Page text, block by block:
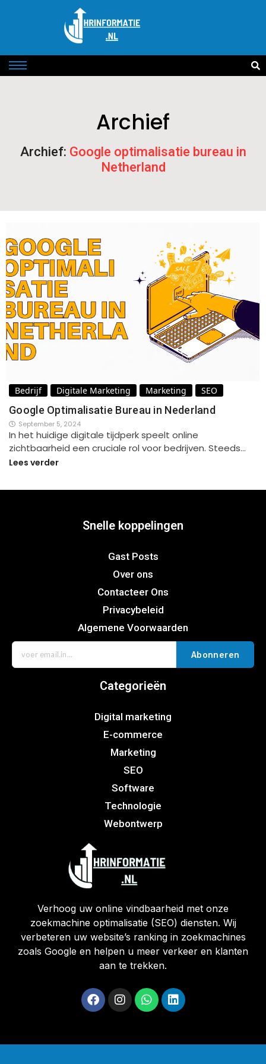
Archief
Archief: Google optimalisatie bureau in
Netherland
Bedrijf Digitale Marketing Marketing SEO
Google Optimalisatie Bureau in Nederland
September 5, 2024
In het huidige digitale tijdperk speelt online
zichtbaarheid een cruciale rol voor bedrijven. Steeds…
Lees verder
Snelle koppelingen
Gast Posts
Over ons
Contacteer Ons
Privacybeleid
Algemene Voorwaarden
Abonneren
Categorieën
Digital marketing
E-commerce
Marketing
SEO
Software
Technologie
Webontwerp
Verhoog uw online vindbaarheid met onze
zoekmachine optimalisatie (SEO) diensten. Wij
verbeteren uw website’s ranking in zoekmachines
zoals Google en helpen u meer verkeer en klanten
aan te trekken.